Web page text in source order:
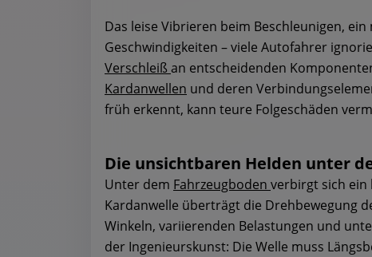
Das leise Vibrieren beim Beschleunigen,
Geschwindigkeiten – viele Autofahrer
Verschleiß an entscheidenden
Kardanwellen und deren
früh erkennt, kann teure Folgeschäden
Die unsichtbaren Helden unter
Unter dem Fahrzeugboden verbirgt sich ein
Kardanwelle überträgt die Drehbewegung
Winkeln, variierenden Belastungen und
der Ingenieurskunst: Die Welle muss